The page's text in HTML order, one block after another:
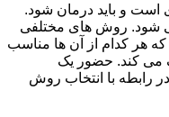
است و باید درمان شود.
می شود. روش های مختلفی
که هر کدام از آن ها مناسب
کند. حضور یک
رابطه با انتخاب روش